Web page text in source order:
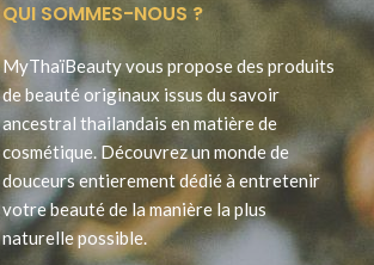
QUI SOMMES-NOUS ?
MyThaïBeauty vous propose des produits
de beauté originaux issus du savoir
ancestral thailandais en matière de
cosmétique. Découvrez un monde de
douceurs entierement dédié à entretenir
votre beauté de la manière la plus
naturelle possible.